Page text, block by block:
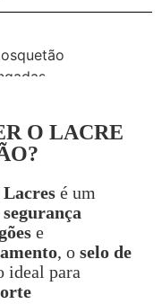
O LACRE
Lacres é um
segurança
e
, o selo de
ideal para